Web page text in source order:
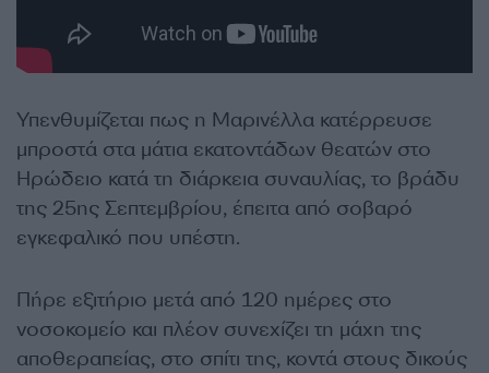
Υπενθυμίζεται πως η Μαρινέλλα κατέρρευσε
μπροστά στα μάτια εκατοντάδων θεατών στο
Ηρώδειο κατά τη διάρκεια συναυλίας, το βράδυ
της 25ης Σεπτεμβρίου, έπειτα από σοβαρό
εγκεφαλικό που υπέστη.
Πήρε εξιτήριο μετά από 120 ημέρες στο
νοσοκομείο και πλέον συνεχίζει τη μάχη της
αποθεραπείας, στο σπίτι της, κοντά στους δικούς